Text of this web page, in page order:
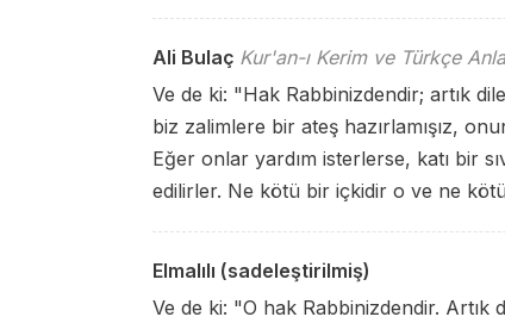
Ali Bulaç Kur'an-ı Kerim ve Türkçe
Ve de ki: "Hak Rabbinizdendir; artık
biz zalimlere bir ateş hazırlamışız,
Eğer onlar yardım isterlerse, katı bir
edilirler. Ne kötü bir içkidir o ve ne
Elmalılı (sadeleştirilmiş)
Ve de ki: "O hak Rabbinizdendir. Artık